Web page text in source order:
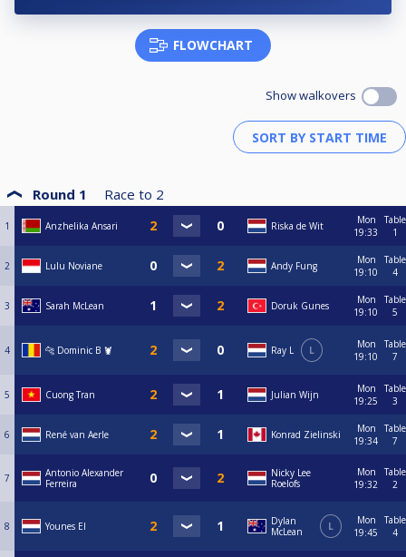
FLOWCHART
Show walkovers
Round 1 Race to 2
1 Anzhelika Ansari Riska de Wit
Mon
19:33
Table
1
2 Lulu Noviane Andy Fung
Mon
19:10
Table
4
3 Sarah McLean Doruk Gunes
Mon
19:10
Table
5
4 🐆 Dominic B 🦞 Ray L L
Mon
19:10
Table
7
5 Cuong Tran Julian Wijn
Mon
19:25
Table
3
6 René van Aerle Konrad Zielinski
Mon
19:34
Table
7
7
Antonio Alexander
Ferreira
Nicky Lee
Roelofs
Mon
19:32
Table
2
8 Younes El
Dylan
McLean
L
Mon
19:45
Table
4